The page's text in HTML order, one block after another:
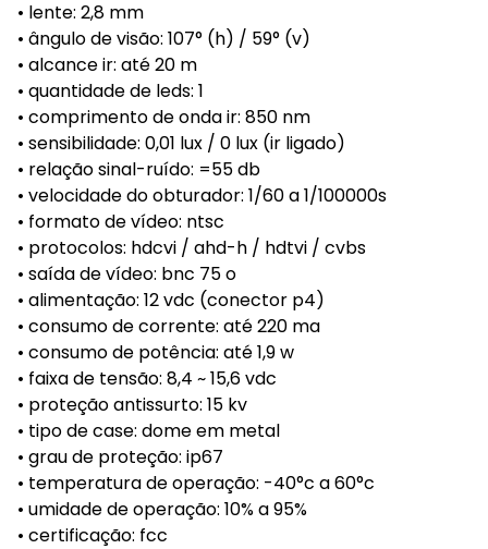
• lente: 2,8 mm
• ângulo de visão: 107° (h) / 59° (v)
• alcance ir: até 20 m
• quantidade de leds: 1
• comprimento de onda ir: 850 nm
• sensibilidade: 0,01 lux / 0 lux (ir ligado)
• relação sinal-ruído: =55 db
• velocidade do obturador: 1/60 a 1/100000s
• formato de vídeo: ntsc
• protocolos: hdcvi / ahd-h / hdtvi / cvbs
• saída de vídeo: bnc 75 o
• alimentação: 12 vdc (conector p4)
• consumo de corrente: até 220 ma
• consumo de potência: até 1,9 w
• faixa de tensão: 8,4 ~ 15,6 vdc
• proteção antissurto: 15 kv
• tipo de case: dome em metal
• grau de proteção: ip67
• temperatura de operação: -40°c a 60°c
• umidade de operação: 10% a 95%
• certificação: fcc